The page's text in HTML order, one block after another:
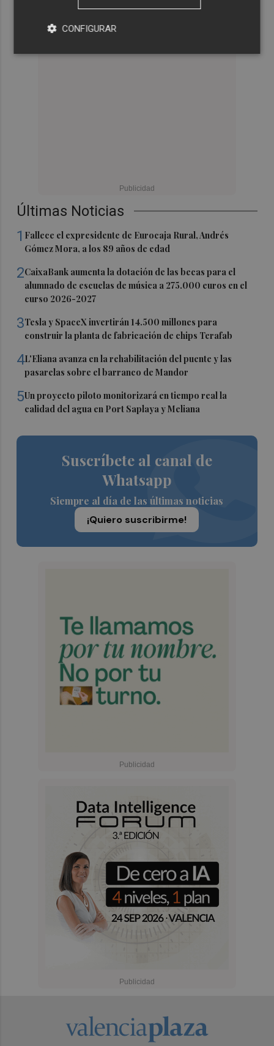
Últimas Noticias
1 Fallece el expresidente de Eurocaja Rural, Andrés
Gómez Mora, a los 89 años de edad
2CaixaBank aumenta la dotación de las becas para el
alumnado de escuelas de música a 275.000 euros en el
curso 2026-2027
3Tesla y SpaceX invertirán 14.500 millones para
construir la planta de fabricación de chips Terafab
4L'Eliana avanza en la rehabilitación del puente y las
pasarelas sobre el barranco de Mandor
5Un proyecto piloto monitorizará en tiempo real la
calidad del agua en Port Saplaya y Meliana
Suscríbete al canal de
Whatsapp
Siempre al día de las últimas noticias
¡Quiero suscribirme!
CONFIGURAR